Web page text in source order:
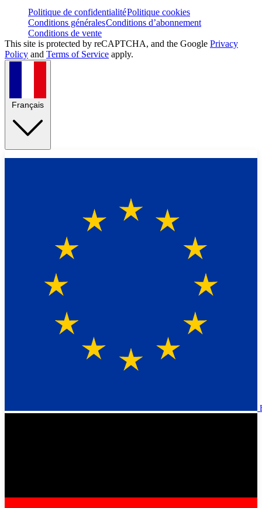
Politique de confidentialitéPolitique cookies
Conditions généralesConditions d’abonnement
Conditions de vente
This site is protected by reCAPTCHA, and the Google Privacy
Policy and Terms of Service apply.
Français